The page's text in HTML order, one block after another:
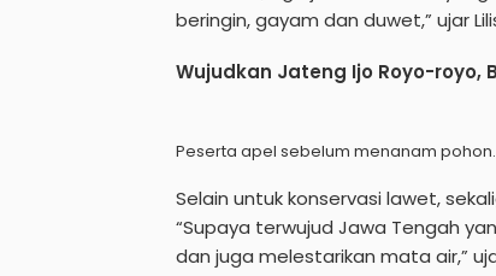
beringin, gayam dan duwet,” ujar
Wujudkan Jateng Ijo Royo-royo,
Peserta apel sebelum menanam
Selain untuk konservasi lawet,
“Supaya terwujud Jawa Tengah
dan juga melestarikan mata air,”